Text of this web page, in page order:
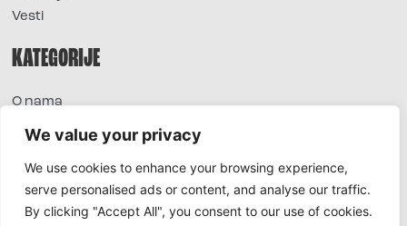
We value your privacy
We use cookies to enhance your browsing experience,
serve personalised ads or content, and analyse our traffic.
By clicking "Accept All", you consent to our use of cookies.
Vesti
KATEGORIJE
O nama
Extra
Foto
Moda
TV